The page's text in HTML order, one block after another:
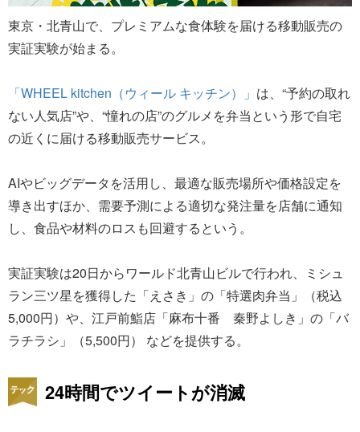
東京・北青山で、プレミアムな食体験を届ける移動販売の
実証実験が始まる。
「WHEEL kitchen（ウィール キッチン）」 は、“予約の取れ
ない人気店”や、“憧れの店”のグルメを弁当という形で自宅
の近くに届ける移動販売サービス。
AIやビッグデータを活用し、最適な販売場所や価格設定を
導き出すほか、需要予測による適切な発注量を店舗に通知
し、食品や材料のロスも回避するという。
実証実験は20日からワールド北青山ビルで行われ、ミシュ
ラン三ツ星を獲得した「えさき」の「特選肉弁当」（税込
5,000円）や、江戸前鮨店「麻布十番 秦野よしき」の「バ
ラチラシ」（5,500円） などを提供する。
24時間でツイートが消滅